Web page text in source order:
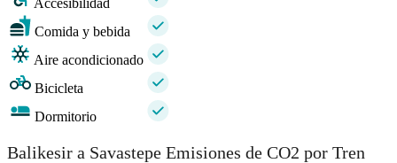
Accesibilidad
Comida y bebida
Aire acondicionado
Bicicleta
Dormitorio
Balikesir a Savastepe Emisiones de CO2 por Tren